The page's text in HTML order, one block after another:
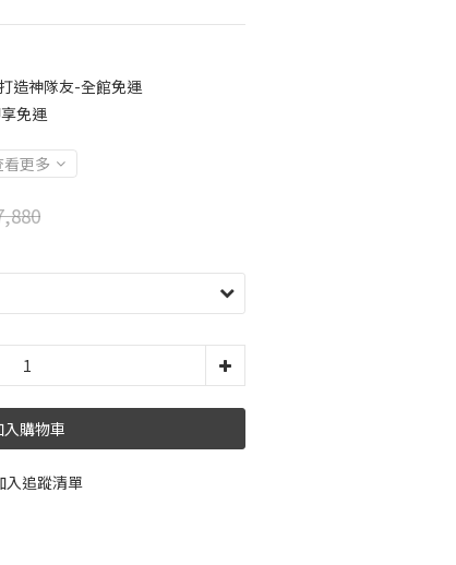
造神隊友-全館免運
免運
看更多
入購物車
入追蹤清單